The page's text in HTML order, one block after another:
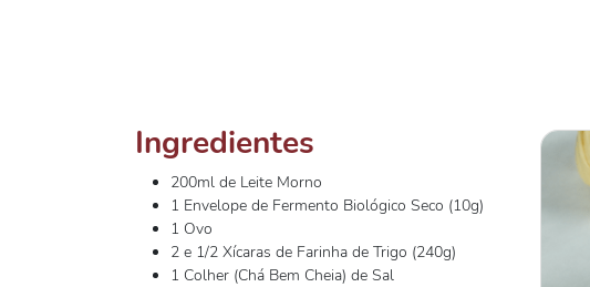
Ingredientes
200ml de Leite Morno
1 Envelope de Fermento Biológico Seco (10g)
1 Ovo
2 e 1/2 Xícaras de Farinha de Trigo (240g)
1 Colher (Chá Bem Cheia) de Sal